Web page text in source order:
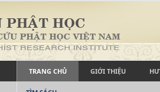
TRANG CHỦ GIỚI THIỆU